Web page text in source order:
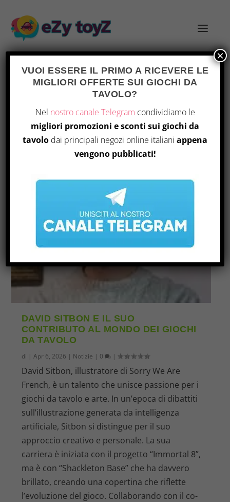
TAG:SORRY WE ARE FRENCH
DAVID SITBON E IL SUO
CONTRIBUTO AL MONDO DEI GIOCHI
DA TAVOLO
di | Apr 6, 2026 | Notizie | 0 |
David Sitbon, illustratore di Sorry We Are
French, è un talento che unisce passione per i
giochi da tavolo e arte. In un’epoca di dibattiti
sull’illustrazione generata da intelligenza
artificiale, Sitbon si distingue per il suo
approccio creativo e personale. La sua
carriera è iniziata con il progetto “Immortal 8”,
ma è con “Shackleton Base” che ha davvero
brillato, creando una copertina che riflette
l’evoluzione del gioco. Collaborando con il co-
VUOI ESSERE IL PRIMO A RICEVERE LE
MIGLIORI OFFERTE SUI GIOCHI DA
TAVOLO?
Nel nostro canale Telegram condividiamo le
migliori promozioni e sconti sui giochi da
tavolo dai principali negozi online italiani appena
vengono pubblicati!
×